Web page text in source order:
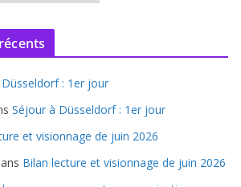
: 1er jour
Séjour à Düsseldorf : 1er jour
et visionnage de juin 2026
Bilan lecture et visionnage de juin 2026